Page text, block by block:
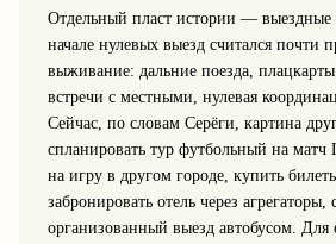
Отдельный пласт истории — выездные
начале нулевых выезд считался почти
выживание: дальние поезда,
встречи с местными, нулевая
Сейчас, по словам Серёги, картина
спланировать тур футбольный на
на игру в другом городе, купить
забронировать отель через агрегаторы,
организованный выезд автобусом. Для